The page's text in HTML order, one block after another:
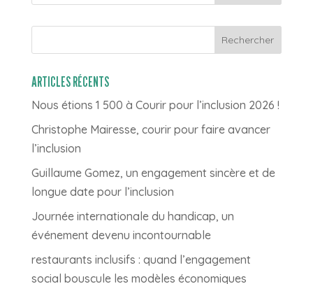
ARTICLES RÉCENTS
Nous étions 1 500 à Courir pour l’inclusion 2026 !
Christophe Mairesse, courir pour faire avancer
l’inclusion
Guillaume Gomez, un engagement sincère et de
longue date pour l’inclusion
Journée internationale du handicap, un
événement devenu incontournable
restaurants inclusifs : quand l’engagement
social bouscule les modèles économiques